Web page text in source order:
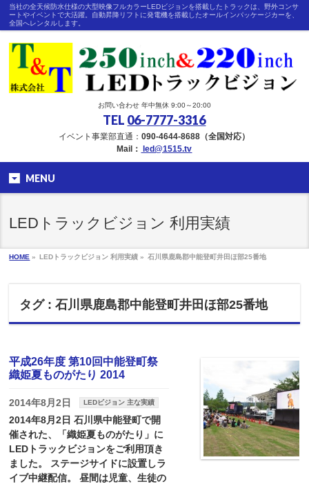
当社の全天候防水仕様の大型映像フルカラーLEDビジョンを搭載したトラックは、野外コンサ
ートやイベントで大活躍。自動昇降リフトに発電機を搭載したオールインパッケージカーを、
全国へレンタルします。
お問い合わせ 年中無休 9:00～20:00
TEL 06-7777-3316
イベント事業部直通：090-4644-8688（全国対応）
Mail：
led@1515.tv
MENU
LEDトラックビジョン 利用実績
HOME » LEDトラックビジョン 利用実績 » 石川県鹿島郡中能登町井田ほ部25番地
タグ : 石川県鹿島郡中能登町井田ほ部25番地
平成26年度 第10回中能登町祭
織姫夏ものがたり 2014
2014年8月2日 LEDビジョン 主な実績
2014年8月2日 石川県中能登町で開
催された、「織姫夏ものがたり」に
LEDトラックビジョンをご利用頂き
ました。 ステージサイドに設置しラ
イブ中継配信。 昼間は児童、生徒の